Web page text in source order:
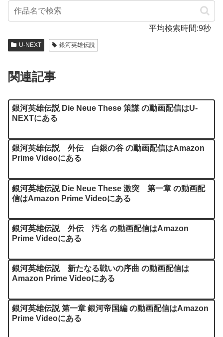
平均検索時間:9秒
U-NEXT 銀河英雄伝説
関連記事
銀河英雄伝説 Die Neue These 策謀 の動画配信はU-
NEXTにある
銀河英雄伝説 外伝 白銀の谷 の動画配信はAmazon
Prime Videoにある
銀河英雄伝説 Die Neue These 激突 第一章 の動画配
信はAmazon Prime Videoにある
銀河英雄伝説 外伝 汚名 の動画配信はAmazon
Prime Videoにある
銀河英雄伝説 新たなる戦いの序曲 の動画配信は
Amazon Prime Videoにある
銀河英雄伝説 第一章 銀河帝国編 の動画配信はAmazon
Prime Videoにある